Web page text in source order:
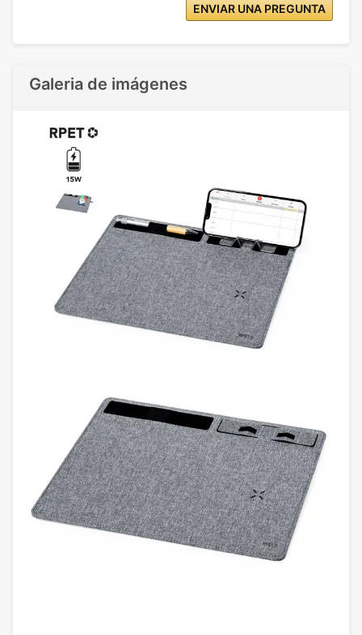
ENVIAR UNA PREGUNTA
Galeria de imágenes